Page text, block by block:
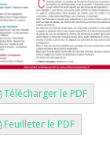
Télécharger le PDF
Feuilleter le PDF